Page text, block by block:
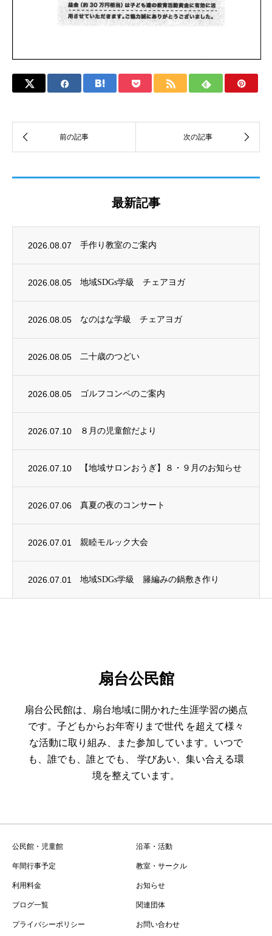
最新記事
2026.08.07 手作り教室のご案内
2026.08.05 地域SDGs学級 チェアヨガ
2026.08.05 なのはな学級 チェアヨガ
2026.08.05 二十歳のつどい
2026.08.05 ゴルフコンペのご案内
2026.07.10 ８月の児童館だより
2026.07.10 【地域サロンおうぎ】８・９月のお知らせ
2026.07.06 真夏の夜のコンサート
2026.07.01 親睦モルック大会
2026.07.01 地域SDGs学級 籐編みの鍋敷き作り
扇台公民館
扇台公民館は、扇台地域に開かれた生涯学習の拠点
です。子どもからお年寄りまで世代 を超えて様々
な活動に取り組み、また参加しています。いつで
も、誰でも、誰とでも、 学びあい、集い合える環
境を整えています。
公民館・児童館 沿革・活動
年間行事予定 教室・サークル
利用料金 お知らせ
ブログ一覧 関連団体
プライバシーポリシー お問い合わせ